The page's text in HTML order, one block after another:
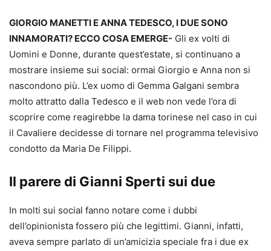
GIORGIO MANETTI E ANNA TEDESCO, I DUE SONO
INNAMORATI? ECCO COSA EMERGE- Gli ex volti di
Uomini e Donne, durante quest’estate, si continuano a
mostrare insieme sui social: ormai Giorgio e Anna non si
nascondono più. L’ex uomo di Gemma Galgani sembra
molto attratto dalla Tedesco e il web non vede l’ora di
scoprire come reagirebbe la dama torinese nel caso in cui
il Cavaliere decidesse di tornare nel programma televisivo
condotto da Maria De Filippi.
Il parere di Gianni Sperti sui due
In molti sui social fanno notare come i dubbi
dell’opinionista fossero più che legittimi. Gianni, infatti,
aveva sempre parlato di un’amicizia speciale fra i due ex